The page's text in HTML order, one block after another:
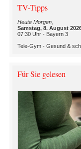
TV-Tipps
Heute Morgen,
Samstag, 8. August
07:30 Uhr - Bayern 3
Tele-Gym - Gesund &
Für Sie gelesen